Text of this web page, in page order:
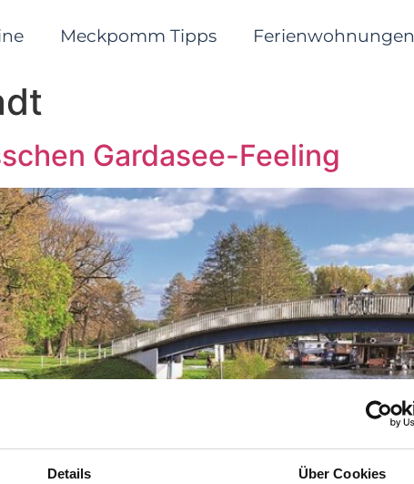
Details Über Cookies
Meckpomm Tipps Ferienwohnungen
Gardasee-Feeling